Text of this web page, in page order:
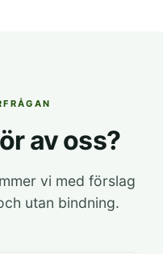
av oss?
vi med förslag
utan bindning.